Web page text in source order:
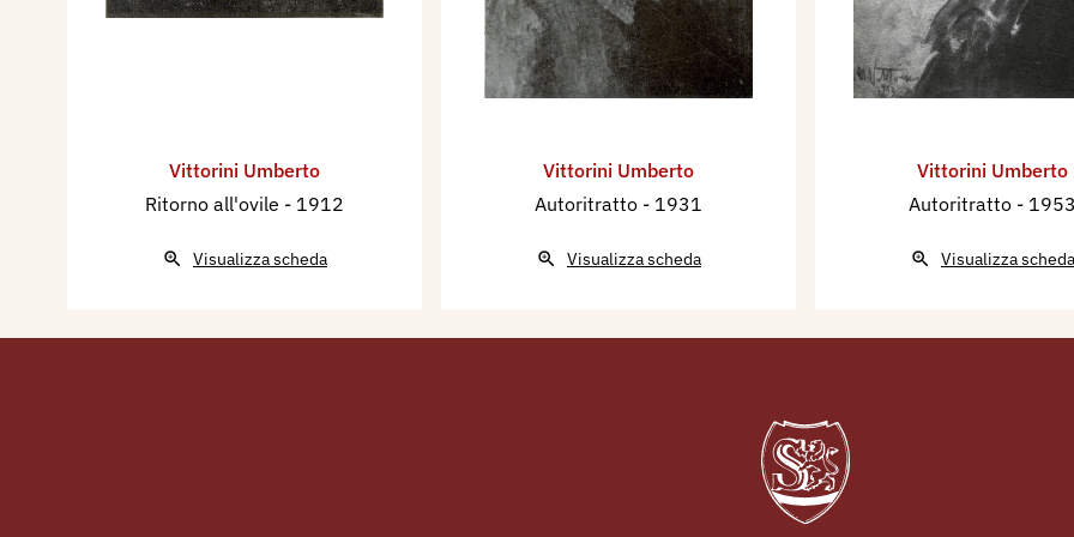
Vittorini Umberto
Ritorno all'ovile - 1912
Visualizza scheda
Vittorini Umberto
Autoritratto - 1931
Visualizza scheda
Vittorini Umberto
Autoritratto -
Visualizza scheda